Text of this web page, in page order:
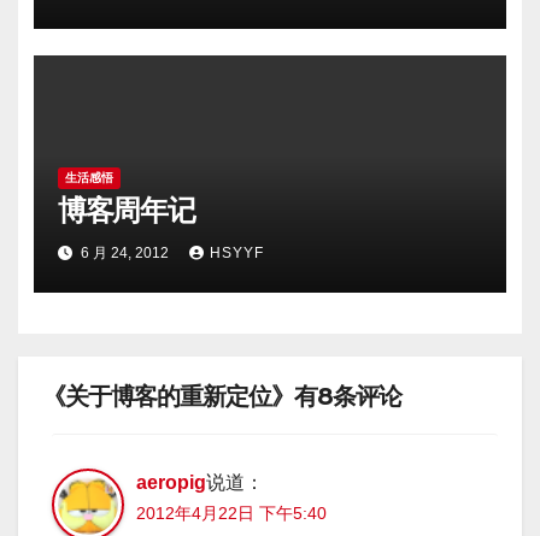
生活感悟
博客周年记
6 月 24, 2012 HSYYF
《关于博客的重新定位》有8条评论
aeropig说道：
2012年4月22日 下午5:40